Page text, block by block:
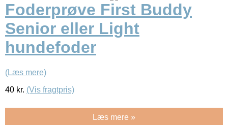
Foderprøve First Buddy
Senior eller Light
hundefoder
(Læs mere)
40 kr. (Vis fragtpris)
Læs mere »